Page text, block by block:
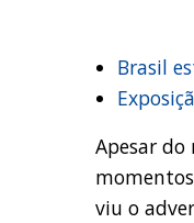
Brasil
Apesar
viu o